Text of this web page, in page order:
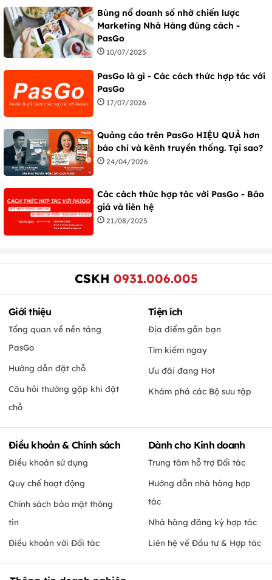
Bùng nổ doanh số nhờ chiến lược
Marketing Nhà Hàng đúng cách -
PasGo
10/07/2025
PasGo là gì - Các cách thức hợp tác với
PasGo
17/07/2026
Quảng cáo trên PasGo HIỆU QUẢ hơn
báo chí và kênh truyền thống. Tại sao?
24/04/2026
Các cách thức hợp tác với PasGo - Báo
giá và liên hệ
21/08/2025
CSKH 0931.006.005
Giới thiệu
Tổng quan về nền tảng
PasGo
Hướng dẫn đặt chỗ
Câu hỏi thường gặp khi đặt
chỗ
Tiện ích
Địa điểm gần bạn
Tìm kiếm ngay
Ưu đãi đang Hot
Khám phá các Bộ sưu tập
Điều khoản & Chính sách
Điều khoản sử dụng
Quy chế hoạt động
Chính sách bảo mật thông
tin
Điều khoản với Đối tác
Dành cho Kinh doanh
Trung tâm hỗ trợ Đối tác
Hướng dẫn nhà hàng hợp
tác
Nhà hàng đăng ký hợp tác
Liên hệ về Đầu tư & Hợp tác